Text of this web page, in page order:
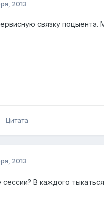
2013
связку
Цитата
2013
сессии? В каждого